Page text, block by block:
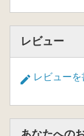
レビュー
レビューを